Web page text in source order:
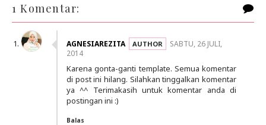
1 Komentar:
AGNESIAREZITA
SABTU, 26 JULI,
2014
Karena gonta-ganti template. Semua komentar
di post ini hilang. Silahkan tinggalkan komentar
ya ^^ Terimakasih untuk komentar anda di
postingan ini :)
Balas